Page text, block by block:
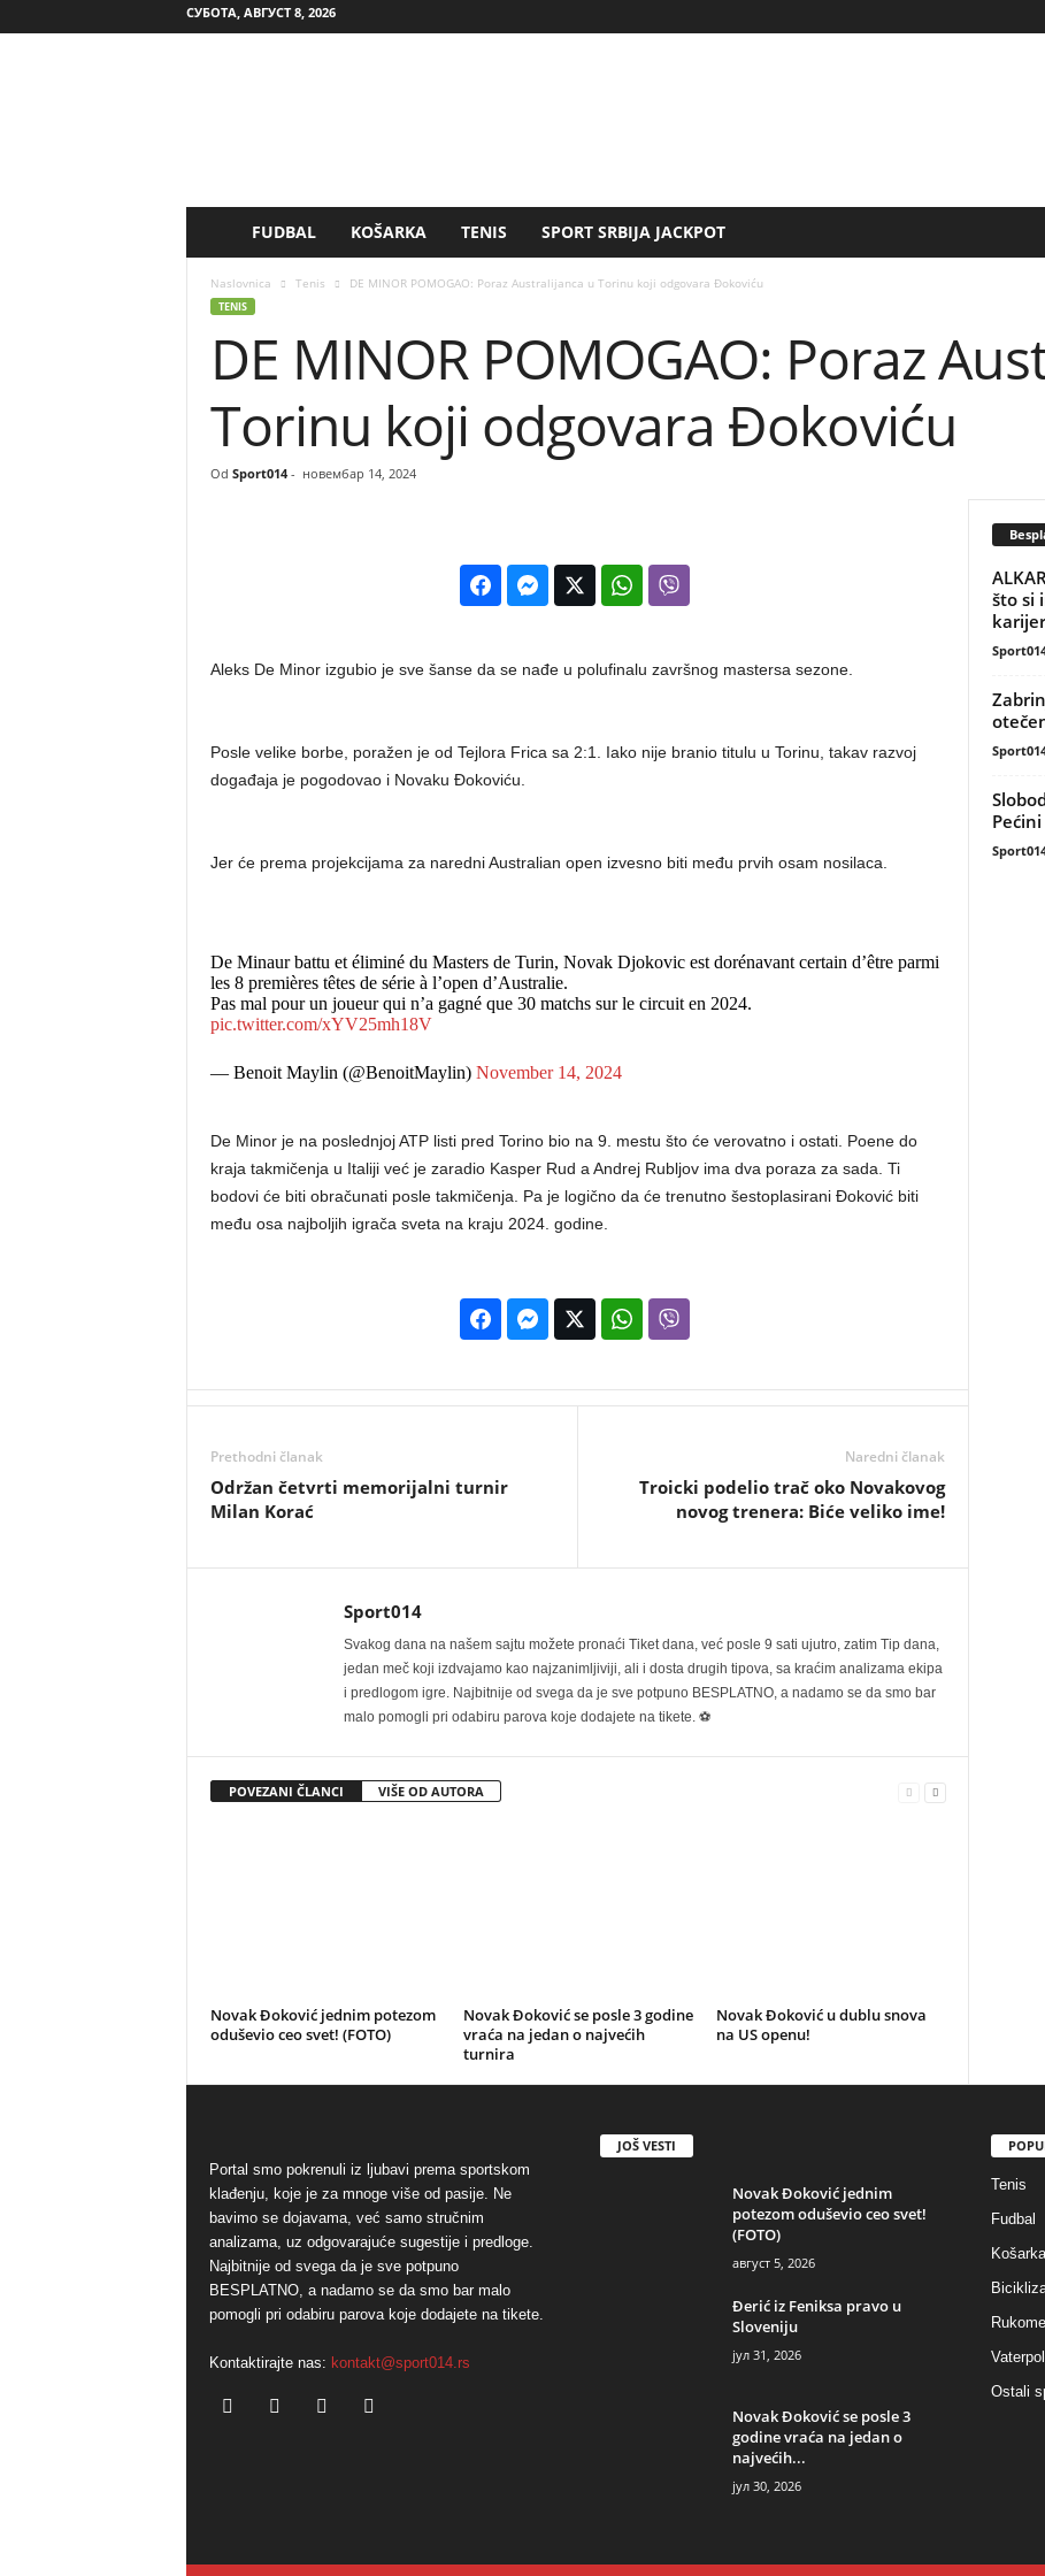
СУБОТА, АВГУСТ 8, 2026
p
r
0
FUDBAL KOŠARKA TENIS SPORT SRBIJA JACKPOT
Naslovnica Tenis DE MINOR POMOGAO: Poraz Australijanca u Torinu koji odgovara Đokoviću
TENIS
DE MINOR POMOGAO: Poraz
Torinu koji odgovara Đokoviću
Od Sport014- новембар 14, 2024
Aleks De Minor izgubio je sve šanse da se nađe u polufinalu završnog mastersa sezone.
Posle velike borbe, poražen je od Tejlora Frica sa 2:1. Iako nije branio titulu u Torinu, takav razvoj
događaja je pogodovao i Novaku Đokoviću.
Jer će prema projekcijama za naredni Australian open izvesno biti među prvih osam nosilaca.
De Minaur battu et éliminé du Masters de Turin, Novak Djokovic est dorénavant certain d’être parmi
les 8 premières têtes de série à l’open d’Australie.
Pas mal pour un joueur qui n’a gagné que 30 matchs sur le circuit en 2024.
pic.twitter.com/xYV25mh18V
— Benoit Maylin (@BenoitMaylin) November 14, 2024
De Minor je na poslednjoj ATP listi pred Torino bio na 9. mestu što će verovatno i ostati. Poene do
kraja takmičenja u Italiji već je zaradio Kasper Rud a Andrej Rubljov ima dva poraza za sada. Ti
bodovi će biti obračunati posle takmičenja. Pa je logično da će trenutno šestoplasirani Đoković biti
među osa najboljih igrača sveta na kraju 2024. godine.
Prethodni članak
Održan četvrti memorijalni turnir
Milan Korać
Naredni članak
Troicki podelio trač oko Novakovog
novog trenera: Biće veliko ime!
Sport014
Svakog dana na našem sajtu možete pronaći Tiket dana, već posle 9 sati ujutro, zatim Tip dana,
jedan meč koji izdvajamo kao najzanimljiviji, ali i dosta drugih tipova, sa kraćim analizama ekipa
i predlogom igre. Najbitnije od svega da je sve potpuno BESPLATNO, a nadamo se da smo bar
malo pomogli pri odabiru parova koje dodajete na tikete. ⚽
POVEZANI ČLANCI VIŠE OD AUTORA
Novak Đoković jednim potezom
oduševio ceo svet! (FOTO)
Novak Đoković se posle 3 godine
vraća na jedan o najvećih
turnira
Novak Đoković u dublu snova
na US openu!
što si
Pećini
Portal smo pokrenuli iz ljubavi prema sportskom
klađenju, koje je za mnoge više od pasije. Ne
bavimo se dojavama, već samo stručnim
analizama, uz odgovarajuće sugestije i predloge.
Najbitnije od svega da je sve potpuno
BESPLATNO, a nadamo se da smo bar malo
pomogli pri odabiru parova koje dodajete na tikete.
Kontaktirajte nas: kontakt@sport014.rs
JOŠ VESTI
Novak Đoković jednim
potezom oduševio ceo svet!
(FOTO)
август 5, 2026
Đerić iz Feniksa pravo u
Sloveniju
јул 31, 2026
Novak Đoković se posle 3
godine vraća na jedan o
najvećih...
јул 30, 2026
Tenis
Fudbal
Košarka
Ostali